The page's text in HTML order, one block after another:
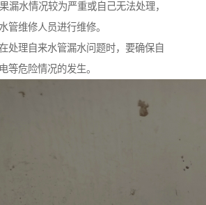
漏水情况较为严重或自己无法处理，
管维修人员进行维修。
处理自来水管漏水问题时，要确保自
等危险情况的发生。